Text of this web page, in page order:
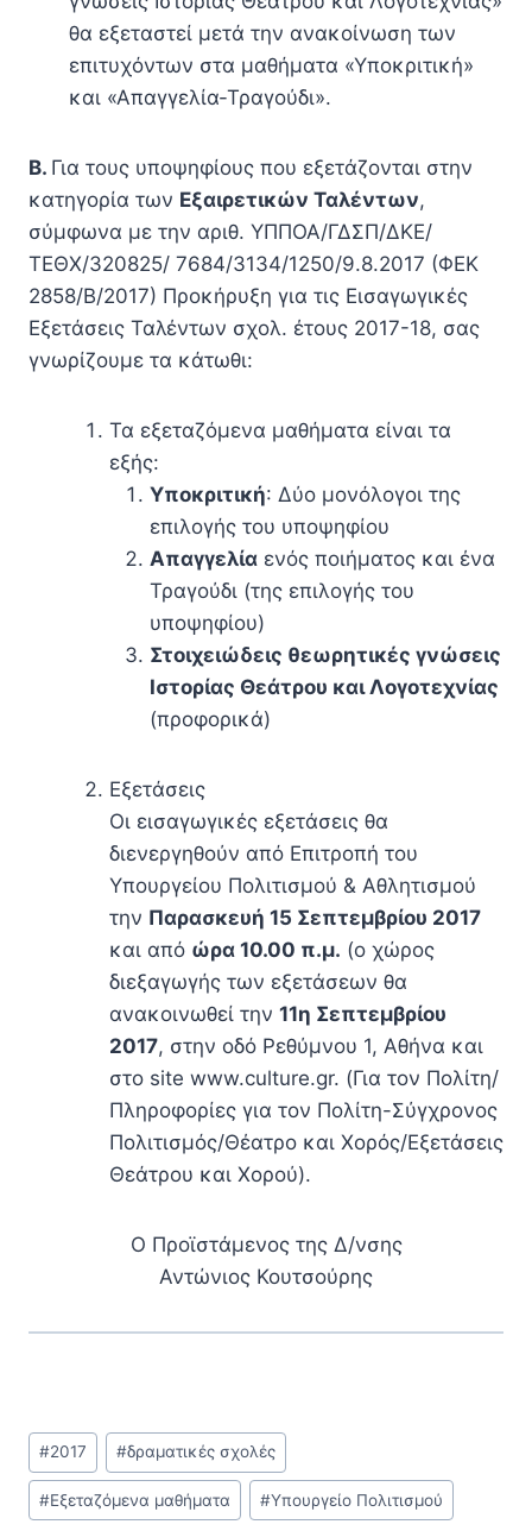
θα εξεταστεί μετά την ανακοίνωση των
επιτυχόντων στα μαθήματα «Υποκριτική»
και «Απαγγελία-Τραγούδι».
B. Για τους υποψηφίους που εξετάζονται στην
κατηγορία των Εξαιρετικών Ταλέντων,
σύμφωνα με την αριθ. ΥΠΠΟΑ/ΓΔΣΠ/ΔΚΕ/
ΤΕΘΧ/320825/ 7684/3134/1250/9.8.2017 (ΦΕΚ
2858/Β/2017) Προκήρυξη για τις Εισαγωγικές
Εξετάσεις Ταλέντων σχολ. έτους 2017-18, σας
γνωρίζουμε τα κάτωθι:
Τα εξεταζόμενα μαθήματα είναι τα
εξής:
Υποκριτική: Δύο μονόλογοι της
επιλογής του υποψηφίου
Απαγγελία ενός ποιήματος και ένα
Τραγούδι (της επιλογής του
υποψηφίου)
Στοιχειώδεις θεωρητικές γνώσεις
Ιστορίας Θεάτρου και Λογοτεχνίας
(προφορικά)
Εξετάσεις
Οι εισαγωγικές εξετάσεις θα
διενεργηθούν από Επιτροπή του
Υπουργείου Πολιτισμού & Αθλητισμού
την Παρασκευή 15 Σεπτεμβρίου 2017
και από ώρα 10.00 π.μ. (ο χώρος
διεξαγωγής των εξετάσεων θα
ανακοινωθεί την 11η Σεπτεμβρίου
2017, στην οδό Ρεθύμνου 1, Αθήνα και
στο site www.culture.gr. (Για τον Πολίτη/
Πληροφορίες για τον Πολίτη-Σύγχρονος
Πολιτισμός/Θέατρο και Χορός/Εξετάσεις
Θεάτρου και Χορού).
Ο Προϊστάμενος της Δ/νσης
Αντώνιος Κουτσούρης
Post
Tags:
#2017 #δραματικές σχολές
#Εξεταζόμενα μαθήματα #Υπουργείο Πολιτισμού